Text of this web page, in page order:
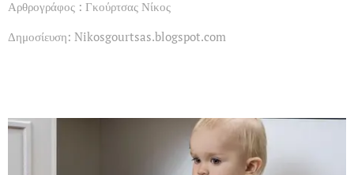
Αρθρογράφος : Γκούρτσας Νίκος
Δημοσίευση: Nikosgourtsas.blogspot.com